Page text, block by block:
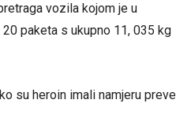
vozila kojom je u
paketa s ukupno 11, 035 kg
su heroin imali namjeru